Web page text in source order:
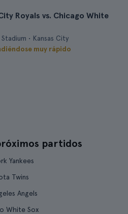
Royals vs. Chicago White
• Kansas City
muy rápido
partidos
Yankees
Twins
Angels
White Sox